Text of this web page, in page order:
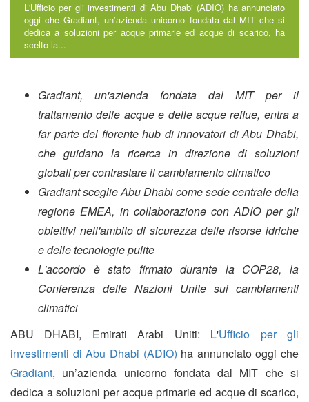
L'Ufficio per gli investimenti di Abu Dhabi (ADIO) ha annunciato
oggi che Gradiant, un’azienda unicorno fondata dal MIT che si
dedica a soluzioni per acque primarie ed acque di scarico, ha
scelto la...
Gradiant, un'azienda fondata dal MIT per il
trattamento delle acque e delle acque reflue, entra a
far parte del fiorente hub di innovatori di Abu Dhabi,
che guidano la ricerca in direzione di soluzioni
globali per contrastare il cambiamento climatico
Gradiant sceglie Abu Dhabi come sede centrale della
regione EMEA, in collaborazione con ADIO per gli
obiettivi nell'ambito di sicurezza delle risorse idriche
e delle tecnologie pulite
L'accordo è stato firmato durante la COP28, la
Conferenza delle Nazioni Unite sui cambiamenti
climatici
ABU DHABI, Emirati Arabi Uniti: L'Ufficio per gli
investimenti di Abu Dhabi (ADIO) ha annunciato oggi che
Gradiant, un’azienda unicorno fondata dal MIT che si
dedica a soluzioni per acque primarie ed acque di scarico,